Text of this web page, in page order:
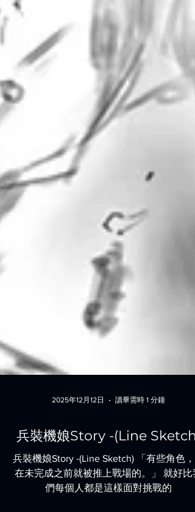
兵裝機娘Story -(Line Sketch)
兵裝機娘Story -(Line Sketch) 「有些角色，
在未完成之前就被推上戰場的。」 就好比